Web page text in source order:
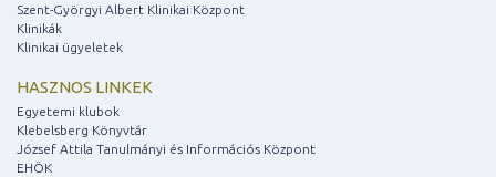
Szent-Györgyi Albert Klinikai Központ
Klinikák
Klinikai ügyeletek
HASZNOS LINKEK
Egyetemi klubok
Klebelsberg Könyvtár
József Attila Tanulmányi és Információs Központ
EHÖK